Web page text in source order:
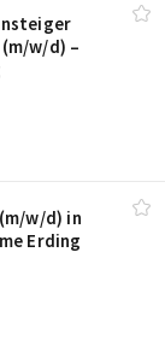
​w/​d) –
​w/​d) in
Erding